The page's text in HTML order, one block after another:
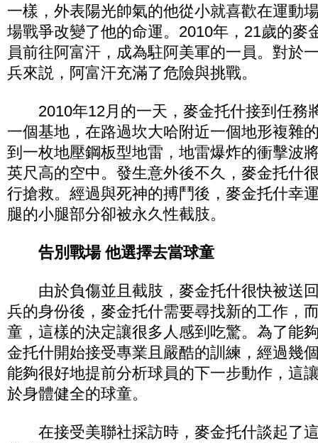
一樣，外表陽光帥氣的他從小就喜歡在運動
場戰爭改變了他的命運。2010年，21歲的麥
員前往阿富汗，成為駐阿美軍的一員。對於
兵來説，阿富汗充滿了危險與挑戰。
2010年12月的一天，麥金托什接到任務
一個基地，在路過坎大哈附近一個地形複雜
到一枚地壓鋼板型地雷，地雷爆炸的衝擊波
英尺高的空中。發生意外後不久，麥金托什
行搶救。經過與死神的搏鬥後，麥金托什幸
腿的小腿部分卻被永久性截肢。
告別戰場 他選擇去當球童
由於負傷並且截肢，麥金托什很快被送
兵的身份後，麥金托什需要尋找新的工作，
童，這樣的決定讓很多人感到吃驚。為了能
金托什開始接受專業且嚴酷的訓練，經過幾
能夠很好地提前分析球員的下一步動作，這
於身體健全的球童。
在接受美聯社採訪時，麥金托什談起了這